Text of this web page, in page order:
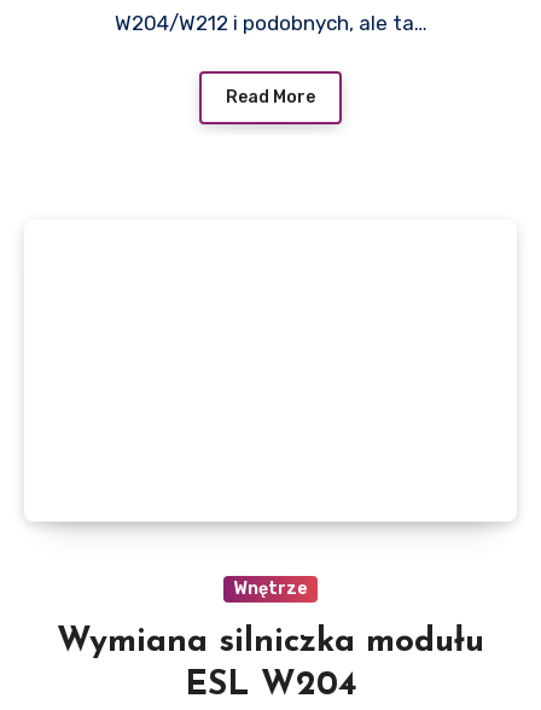
W204/W212 i podobnych, ale ta…
Read More
Wnętrze
Wymiana silniczka modułu
ESL W204